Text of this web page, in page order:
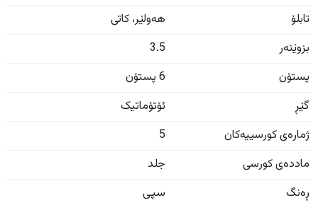
تابلۆ
هەولێر، کاتی
بزوێنەر
3.5
پستۆن
6 پستۆن
گێڕ
ئۆتۆماتیک
ژمارەی کورسییەکان
5
ماددەی کورسی
جلد
ڕەنگ
سپی